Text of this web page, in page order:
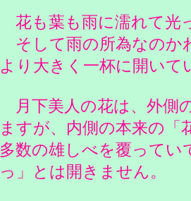
花も葉も雨に濡れて光
そして雨の所為なのか
より大きく一杯に開いて
月下美人の花は、外側
ますが、内側の本来の「
多数の雄しべを覆って
っ」とは開きません。